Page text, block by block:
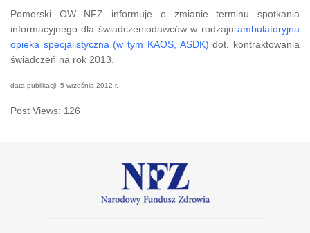
Pomorski OW NFZ informuje o zmianie terminu spotkania
informacyjnego dla świadczeniodawców w rodzaju ambulatoryjna
opieka specjalistyczna (w tym KAOS, ASDK) dot. kontraktowania
świadczeń na rok 2013.
data publikacji: 5 września 2012 r.
Post Views: 126